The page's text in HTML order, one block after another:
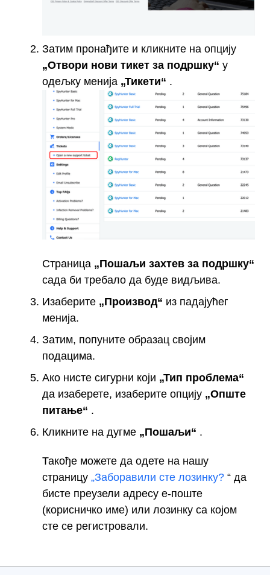
Затим пронађите и кликните на опцију
„Отвори нови тикет за подршку“ у
одељку менија „Тикети“ .
Страница „Пошаљи захтев за подршку“
сада би требало да буде видљива.
Изаберите „Производ“ из падајућег
менија.
Затим, попуните образац својим
подацима.
Ако нисте сигурни који „Тип проблема“
да изаберете, изаберите опцију „Опште
питање“ .
Кликните на дугме „Пошаљи“ .
Такође можете да одете на нашу
страницу „Заборавили сте лозинку? “ да
бисте преузели адресу е-поште
(корисничко име) или лозинку са којом
сте се регистровали.